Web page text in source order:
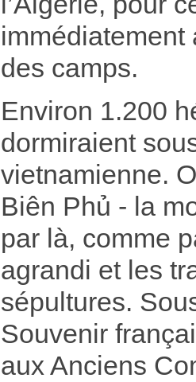
immédiatement
des camps.
Environ 1.200
dormiraient
vietnamienne.
Biên Phủ - la
par là, comme
agrandi et les
sépultures.
Souvenir
aux Anciens